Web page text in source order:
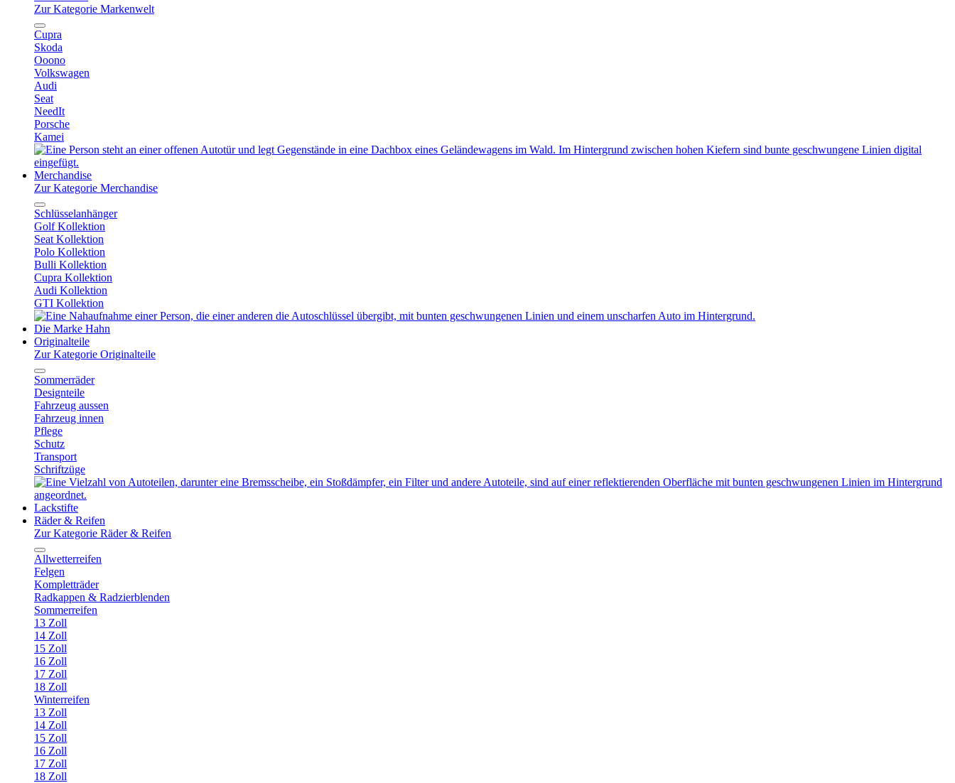
Zur Kategorie Markenwelt
Cupra
Skoda
Ooono
Volkswagen
Audi
Seat
NeedIt
Porsche
Kamei
Merchandise
Zur Kategorie Merchandise
Schlüsselanhänger
Golf Kollektion
Seat Kollektion
Polo Kollektion
Bulli Kollektion
Cupra Kollektion
Audi Kollektion
GTI Kollektion
Die Marke Hahn
Originalteile
Zur Kategorie Originalteile
Sommerräder
Designteile
Fahrzeug aussen
Fahrzeug innen
Pflege
Schutz
Transport
Schriftzüge
Lackstifte
Räder & Reifen
Zur Kategorie Räder & Reifen
Allwetterreifen
Felgen
Kompletträder
Radkappen & Radzierblenden
Sommerreifen
13 Zoll
14 Zoll
15 Zoll
16 Zoll
17 Zoll
18 Zoll
Winterreifen
13 Zoll
14 Zoll
15 Zoll
16 Zoll
17 Zoll
18 Zoll